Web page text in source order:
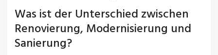
Was ist der Unterschied zwischen
Renovierung, Modernisierung und
Sanierung?